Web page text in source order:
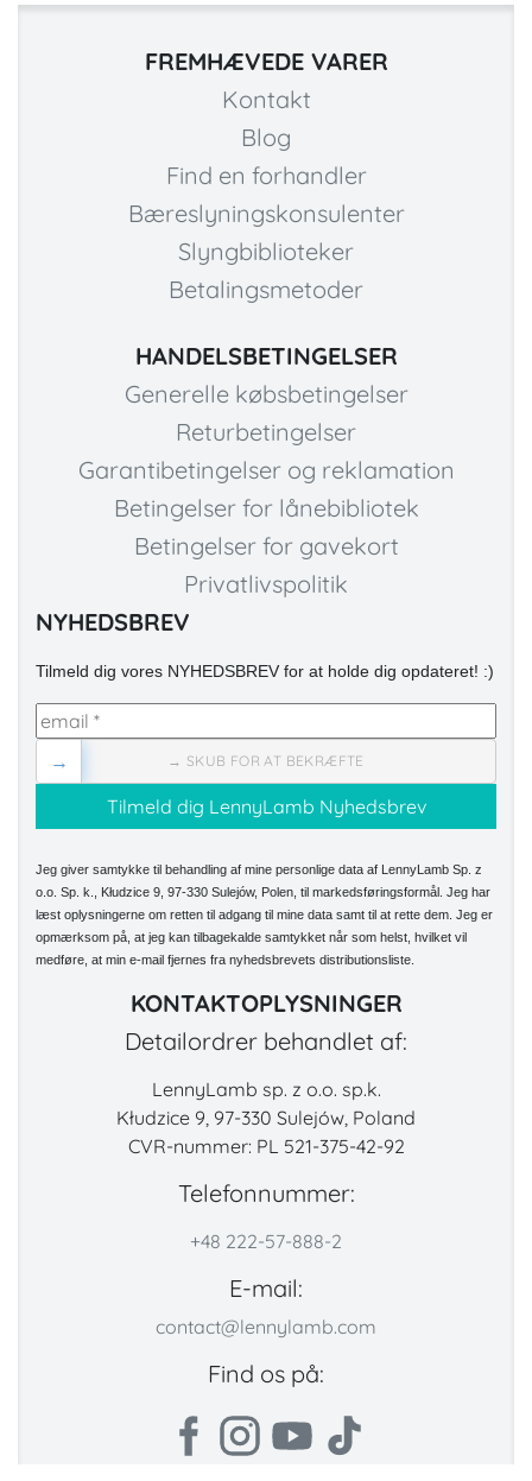
FREMHÆVEDE VARER
Kontakt
Blog
Find en forhandler
Bæreslyningskonsulenter
Slyngbiblioteker
Betalingsmetoder
HANDELSBETINGELSER
Generelle købsbetingelser
Returbetingelser
Garantibetingelser og reklamation
Betingelser for lånebibliotek
Betingelser for gavekort
Privatlivspolitik
NYHEDSBREV
Tilmeld dig vores NYHEDSBREV for at holde dig opdateret! :)
→ SKUB FOR AT BEKRÆFTE
→
Jeg giver samtykke til behandling af mine personlige data af LennyLamb Sp. z
o.o. Sp. k., Kłudzice 9, 97-330 Sulejów, Polen, til markedsføringsformål. Jeg har
læst oplysningerne om retten til adgang til mine data samt til at rette dem. Jeg er
opmærksom på, at jeg kan tilbagekalde samtykket når som helst, hvilket vil
medføre, at min e-mail fjernes fra nyhedsbrevets distributionsliste.
KONTAKTOPLYSNINGER
Detailordrer behandlet af:
LennyLamb sp. z o.o. sp.k.
Kłudzice 9, 97-330 Sulejów, Poland
CVR-nummer: PL 521-375-42-92
Telefonnummer:
+48 222-57-888-2
E-mail:
contact@lennylamb.com
Find os på: